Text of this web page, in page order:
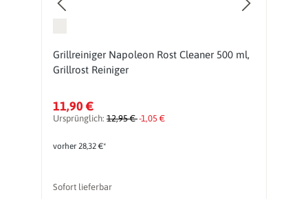
Grillreiniger Napoleon Rost Cleaner 500 ml,
Grillrost Reiniger
11,90 €
Ursprünglich: 12,95 €-1,05 €
vorher 28,32 €*
Sofort lieferbar